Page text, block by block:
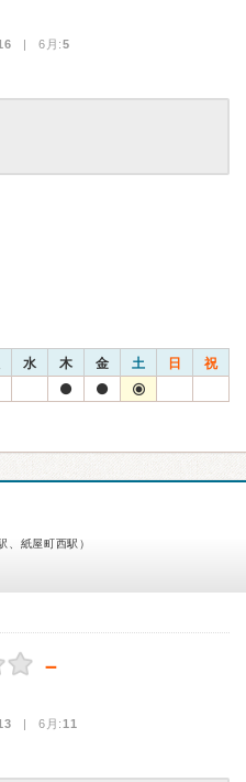
| 6月:5
水 木 金 土 日 祝
、紙屋町西駅）
－
| 6月:11